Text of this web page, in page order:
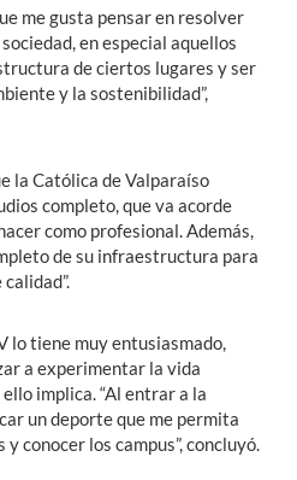
me gusta pensar en resolver
en especial aquellos
de ciertos lugares y ser
y la sostenibilidad”,
la Católica de Valparaíso
completo, que va acorde
como profesional. Además,
de su infraestructura para
lo tiene muy entusiasmado,
a experimentar la vida
implica. “Al entrar a la
un deporte que me permita
conocer los campus”, concluyó.